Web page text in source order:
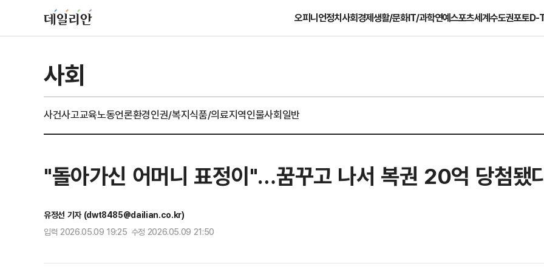
오피니언정치사회경제생활/문화IT/과학연예스포츠세계수도권포토D-
사회
사건사고교육노동언론환경인권/복지식품/의료지역인물사회일반
"돌아가신 어머니 표정이"…꿈꾸고 나서 복권 20억 당첨됐
유정선 기자 (dwt8485@dailian.co.kr)
입력 2026.05.09 19:25 수정 2026.05.09 21:50